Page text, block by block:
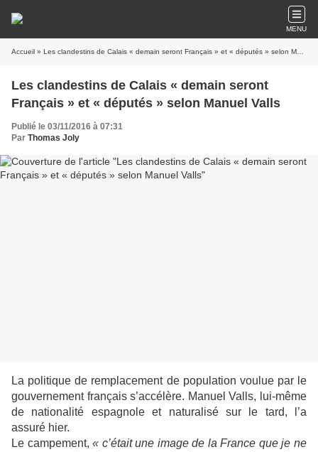
MENU
Accueil » Les clandestins de Calais « demain seront Français » et « députés » selon Manuel Valls
Les clandestins de Calais « demain seront
Français » et « députés » selon Manuel Valls
Publié le 03/11/2016 à 07:31
Par Thomas Joly
La politique de remplacement de population voulue par le
gouvernement français s’accélère. Manuel Valls, lui-même
de nationalité espagnole et naturalisé sur le tard, l’a
assuré hier.
Le campement,« c’était une image de la France que je ne